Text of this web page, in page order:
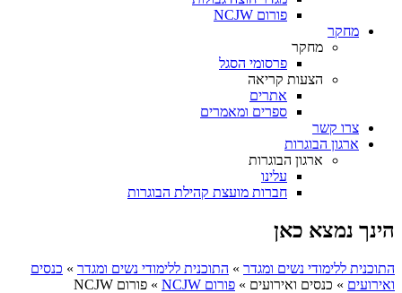
פורום NCJW
מחקר
מחקר
פרסומי הסגל
הצעות קריאה
אתרים
ספרים ומאמרים
צרו קשר
ארגון הבוגרות
ארגון הבוגרות
עלינו
חברות מועצת קהילת הבוגרות
הינך נמצא כאן
התוכנית ללימודי נשים ומגדר » התוכנית ללימודי נשים ומגדר » כנסים
ואירועים » כנסים ואירועים » פורום NCJW » פורום NCJW